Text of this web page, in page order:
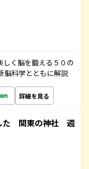
しく脳を鍛える５０の
脳科学とともに解説
詳細を見る
た 関東の神社 週